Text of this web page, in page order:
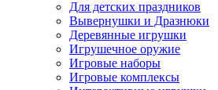
Для детских праздников
Вывернушки и Дразнюки
Деревянные игрушки
Игрушечное оружие
Игровые наборы
Игровые комплексы